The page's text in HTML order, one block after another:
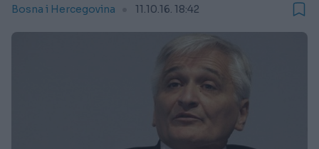
Bosna i Hercegovina 11.10.16. 18:42